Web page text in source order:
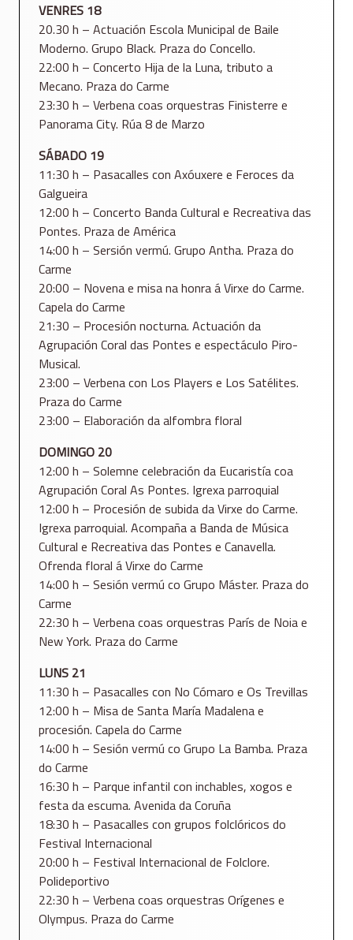
VENRES 18
20.30 h – Actuación Escola Municipal de Baile
Moderno. Grupo Black. Praza do Concello.
22:00 h – Concerto Hija de la Luna, tributo a
Mecano. Praza do Carme
23:30 h – Verbena coas orquestras Finisterre e
Panorama City. Rúa 8 de Marzo
SÁBADO 19
11:30 h – Pasacalles con Axóuxere e Feroces da
Galgueira
12:00 h – Concerto Banda Cultural e Recreativa das
Pontes. Praza de América
14:00 h – Sersión vermú. Grupo Antha. Praza do
Carme
20:00 – Novena e misa na honra á Virxe do Carme.
Capela do Carme
21:30 – Procesión nocturna. Actuación da
Agrupación Coral das Pontes e espectáculo Piro-
Musical.
23:00 – Verbena con Los Players e Los Satélites.
Praza do Carme
23:00 – Elaboración da alfombra floral
DOMINGO 20
12:00 h – Solemne celebración da Eucaristía coa
Agrupación Coral As Pontes. Igrexa parroquial
12:00 h – Procesión de subida da Virxe do Carme.
Igrexa parroquial. Acompaña a Banda de Música
Cultural e Recreativa das Pontes e Canavella.
Ofrenda floral á Virxe do Carme
14:00 h – Sesión vermú co Grupo Máster. Praza do
Carme
22:30 h – Verbena coas orquestras París de Noia e
New York. Praza do Carme
LUNS 21
11:30 h – Pasacalles con No Cómaro e Os Trevillas
12:00 h – Misa de Santa María Madalena e
procesión. Capela do Carme
14:00 h – Sesión vermú co Grupo La Bamba. Praza
do Carme
16:30 h – Parque infantil con inchables, xogos e
festa da escuma. Avenida da Coruña
18:30 h – Pasacalles con grupos folclóricos do
Festival Internacional
20:00 h – Festival Internacional de Folclore.
Polideportivo
22:30 h – Verbena coas orquestras Orígenes e
Olympus. Praza do Carme